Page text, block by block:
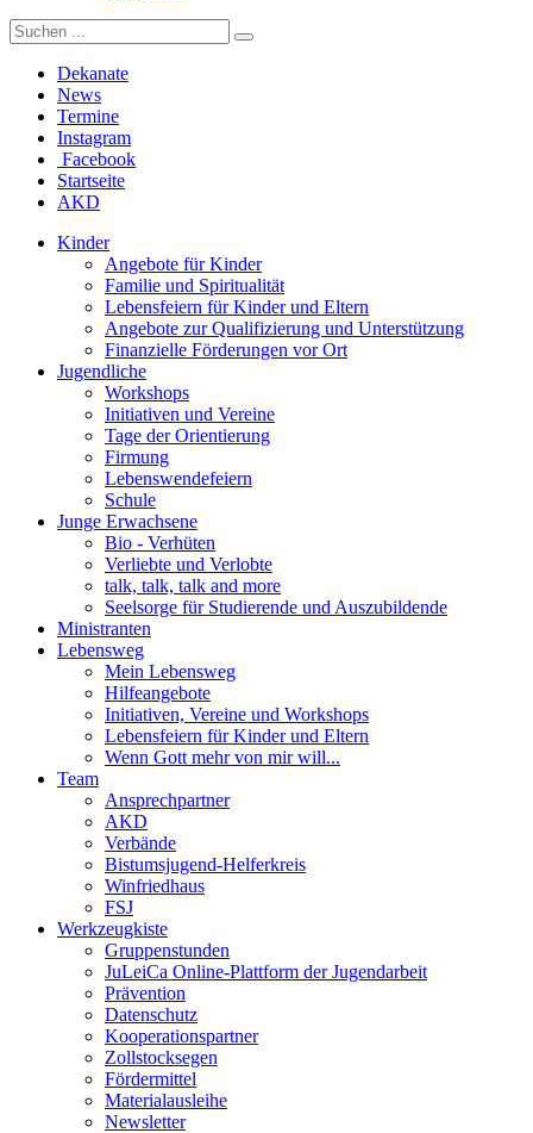
Dekanate
News
Termine
Instagram
Facebook
Startseite
AKD
Kinder
Angebote für Kinder
Familie und Spiritualität
Lebensfeiern für Kinder und Eltern
Angebote zur Qualifizierung und Unterstützung
Finanzielle Förderungen vor Ort
Jugendliche
Workshops
Initiativen und Vereine
Tage der Orientierung
Firmung
Lebenswendefeiern
Schule
Junge Erwachsene
Bio - Verhüten
Verliebte und Verlobte
talk, talk, talk and more
Seelsorge für Studierende und Auszubildende
Ministranten
Lebensweg
Mein Lebensweg
Hilfeangebote
Initiativen, Vereine und Workshops
Lebensfeiern für Kinder und Eltern
Wenn Gott mehr von mir will...
Team
Ansprechpartner
AKD
Verbände
Bistumsjugend-Helferkreis
Winfriedhaus
FSJ
Werkzeugkiste
Gruppenstunden
JuLeiCa Online-Plattform der Jugendarbeit
Prävention
Datenschutz
Kooperationspartner
Zollstocksegen
Fördermittel
Materialausleihe
Newsletter